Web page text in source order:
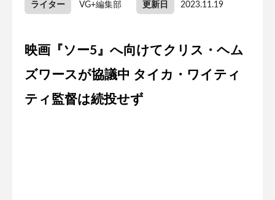
ライター VG+編集部 更新日 2023.11.19
映画『ソー5』へ向けてクリス・ヘム
ズワースが協議中 タイカ・ワイティ
ティ監督は続投せず